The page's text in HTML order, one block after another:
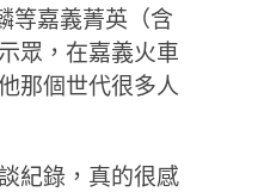
等嘉義菁英（含
眾，在嘉義火車
那個世代很多人
紀錄，真的很感